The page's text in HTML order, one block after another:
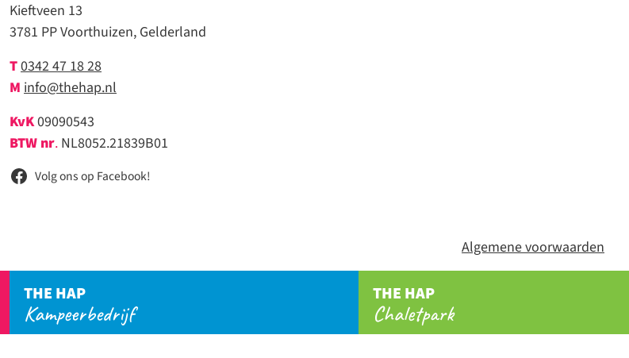
Kieftveen 13
3781 PP Voorthuizen, Gelderland
T0342 47 18 28
M info@thehap.nl
KvK09090543
BTW nr. NL8052.21839B01
Volg ons op Facebook!
Algemene voorwaarden
THE HAP
Kampeerbedrijf
THE HAP
Chaletpark